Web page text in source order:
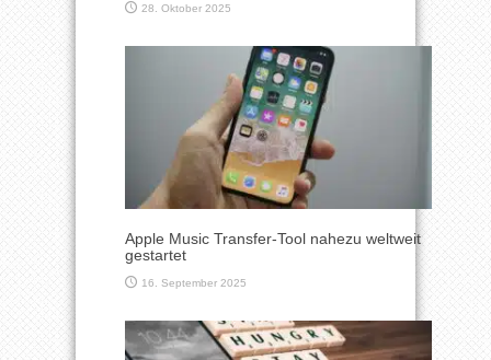
28. Oktober 2025
Apple Music Transfer-Tool nahezu weltweit
gestartet
16. September 2025